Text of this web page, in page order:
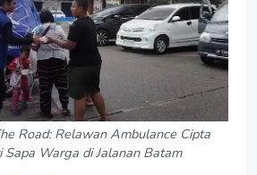
Road: Relawan Ambulance Cipta
Sapa Warga di Jalanan Batam